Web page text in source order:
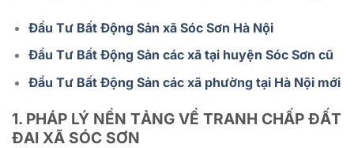
Đầu Tư Bất Động Sản xã Sóc Sơn Hà Nội
Đầu Tư Bất Động Sản các xã tại huyện Sóc Sơn cũ
Đầu Tư Bất Động Sản các xã phường tại Hà Nội mới
1. PHÁP LÝ NỀN TẢNG VỀ TRANH CHẤP ĐẤT
ĐAI XÃ SÓC SƠN